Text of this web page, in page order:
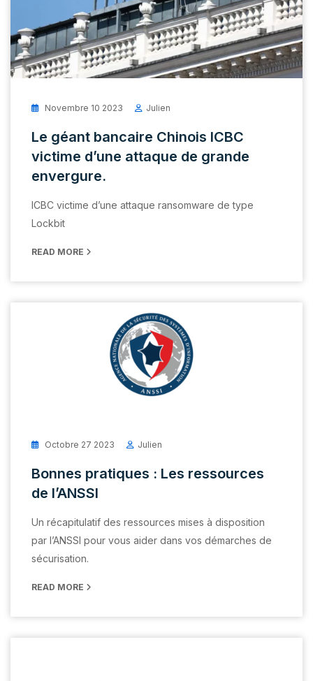
Novembre 10 2023 Julien
Le géant bancaire Chinois ICBC
victime d’une attaque de grande
envergure.
ICBC victime d’une attaque ransomware de type
Lockbit
READ MORE
Octobre 27 2023 Julien
Bonnes pratiques : Les ressources
de l’ANSSI
Un récapitulatif des ressources mises à disposition
par l’ANSSI pour vous aider dans vos démarches de
sécurisation.
READ MORE